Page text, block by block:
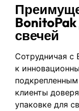
свечей
Сотрудничая с
к
клиенты
упаковке для